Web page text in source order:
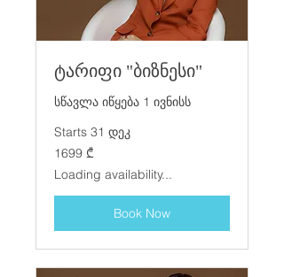
ტარიფი "ბიზნესი"
სწავლა იწყება 1 ივნისს
Starts 31 დეკ
1699
ქართული
1699 ₾
Loading availability...
Book Now